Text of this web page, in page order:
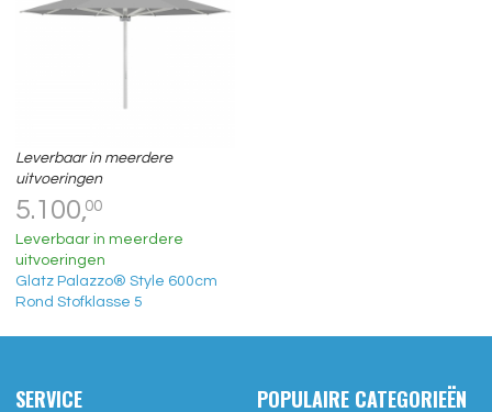
Leverbaar in meerdere
uitvoeringen
5.100,00
Leverbaar in meerdere
uitvoeringen
Glatz Palazzo® Style 600cm
Rond Stofklasse 5
SERVICE POPULAIRE CATEGORIEËN